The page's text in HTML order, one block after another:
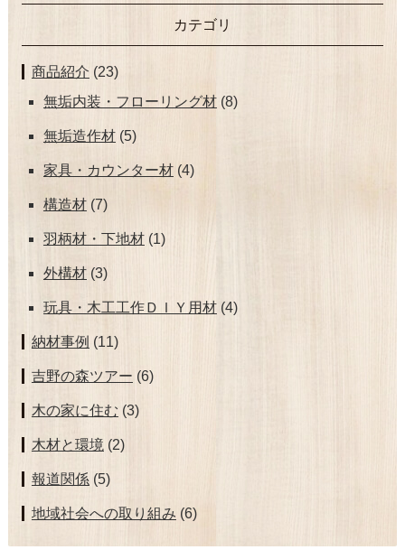
カテゴリ
商品紹介 (23)
無垢内装・フローリング材(8)
無垢造作材(5)
家具・カウンター材(4)
構造材(7)
羽柄材・下地材(1)
外構材(3)
玩具・木工工作ＤＩＹ用材(4)
納材事例 (11)
吉野の森ツアー (6)
木の家に住む (3)
木材と環境 (2)
報道関係(5)
地域社会への取り組み (6)